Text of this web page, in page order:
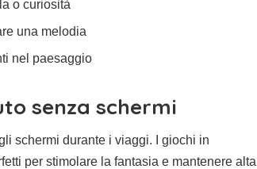
o curiosità
una melodia
nel paesaggio
senza schermi
schermi durante i viaggi. I giochi in
per stimolare la fantasia e mantenere alta